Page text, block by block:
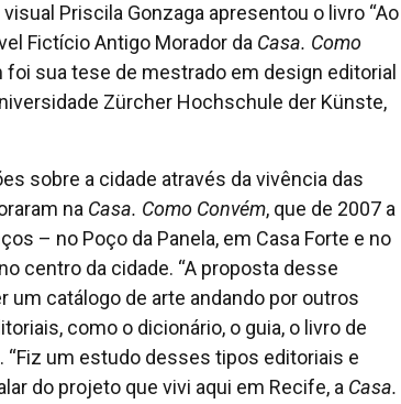
Priscila Gonzaga apresentou o livro “Ao
Fictício Antigo Morador da Casa. Como
foi sua tese de mestrado em design editorial
Zürcher Hochschule der Künste,
sobre a cidade através da vivência das
na Casa. Como Convém, que de 2007 a
– no Poço da Panela, em Casa Forte e no
centro da cidade. “A proposta desse
um catálogo de arte andando por outros
como o dicionário, o guia, o livro de
“Fiz um estudo desses tipos editoriais e
do projeto que vivi aqui em Recife, a Casa.